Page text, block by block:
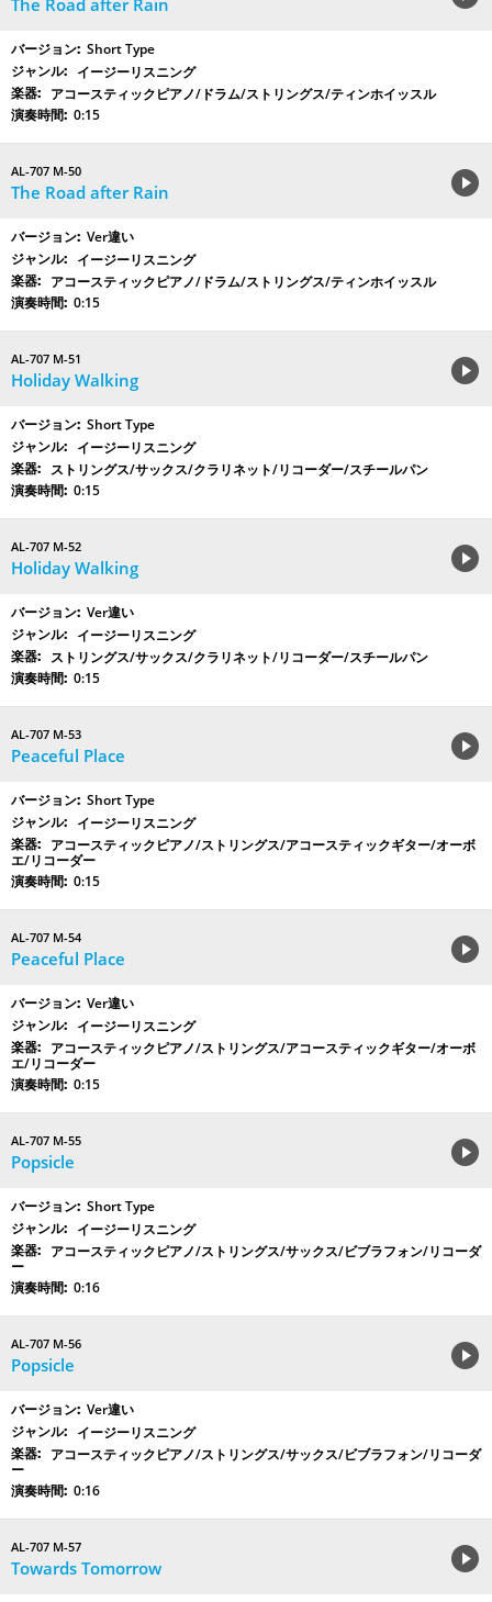
The Road after Rain
Short Type
イージーリスニング
アコースティックピアノ/ドラム/ストリングス/ティンホイッスル
0:15
AL-707 M-50
The Road after Rain
Ver違い
イージーリスニング
アコースティックピアノ/ドラム/ストリングス/ティンホイッスル
0:15
AL-707 M-51
Holiday Walking
Short Type
イージーリスニング
ストリングス/サックス/クラリネット/リコーダー/スチールパン
0:15
AL-707 M-52
Holiday Walking
Ver違い
イージーリスニング
ストリングス/サックス/クラリネット/リコーダー/スチールパン
0:15
AL-707 M-53
Peaceful Place
Short Type
イージーリスニング
アコースティックピアノ/ストリングス/アコースティックギター/オーボ
エ/リコーダー
0:15
AL-707 M-54
Peaceful Place
Ver違い
イージーリスニング
アコースティックピアノ/ストリングス/アコースティックギター/オーボ
エ/リコーダー
0:15
AL-707 M-55
Popsicle
Short Type
イージーリスニング
アコースティックピアノ/ストリングス/サックス/ビブラフォン/リコーダ
ー
0:16
AL-707 M-56
Popsicle
Ver違い
イージーリスニング
アコースティックピアノ/ストリングス/サックス/ビブラフォン/リコーダ
ー
0:16
AL-707 M-57
Towards Tomorrow